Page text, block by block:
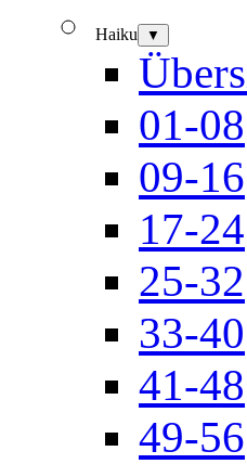
Haiku ▼
01-08
09-16
17-24
25-32
33-40
41-48
49-56